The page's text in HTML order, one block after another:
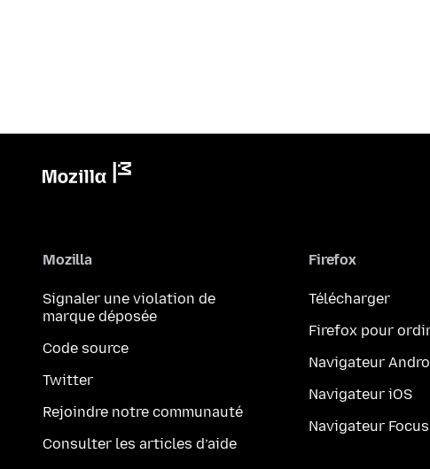
Mozilla
Signaler une violation de
marque déposée
Code source
Twitter
Rejoindre notre communauté
Consulter les articles d’aide
Firefox
Télécharger
Firefox pour
Navigateur
Navigateur iOS
Navigateur Focus